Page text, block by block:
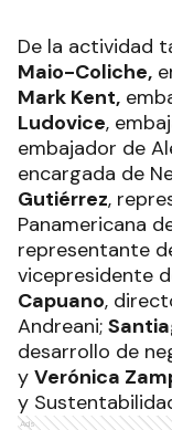
De la actividad
Maio-Coliche,
Mark Kent,
Ludovice,
embajador de
encargada de
Gutiérrez,
Panamericana
representante
vicepresidente
Capuano,
Andreani;
desarrollo de
y Verónica
y
Ads